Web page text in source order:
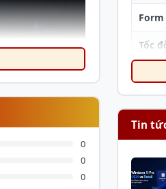
0
0
0
Tốc
Thời
Tin